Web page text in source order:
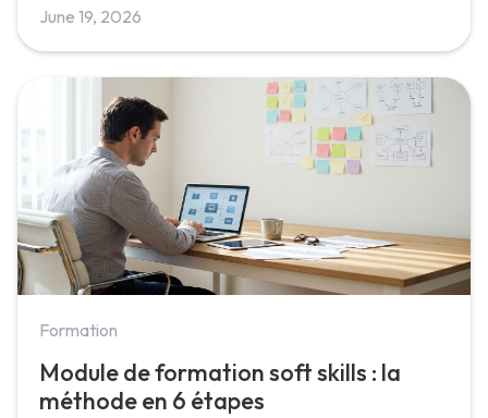
June 19, 2026
Formation
Module de formation soft skills : la
méthode en 6 étapes